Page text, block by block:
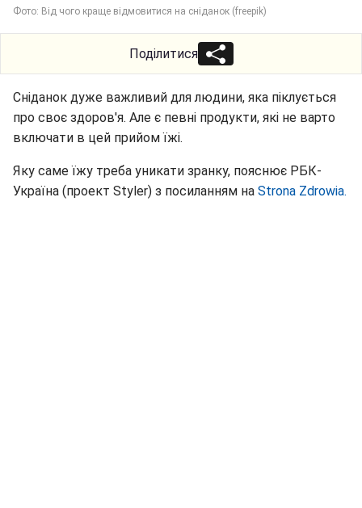
Фото: Від чого краще відмовитися на сніданок (freepik)
Поділитися
Сніданок дуже важливий для людини, яка піклується
про своє здоров'я. Але є певні продукти, які не варто
включати в цей прийом їжі.
Яку саме їжу треба уникати зранку, пояснює РБК-
Україна (проект Styler) з посиланням на Strona Zdrowia.